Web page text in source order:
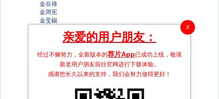
金在祿
金周宪
金旻錫
Han Sung-soo
朴善厚
金律豪
X
亲爱的用户朋友：
经过不懈努力，全新版本的荐片App已成功上线，敬请
新老用户朋友前往官网进行下载体验。
感谢您长久以来的支持，我们会努力做得更好！